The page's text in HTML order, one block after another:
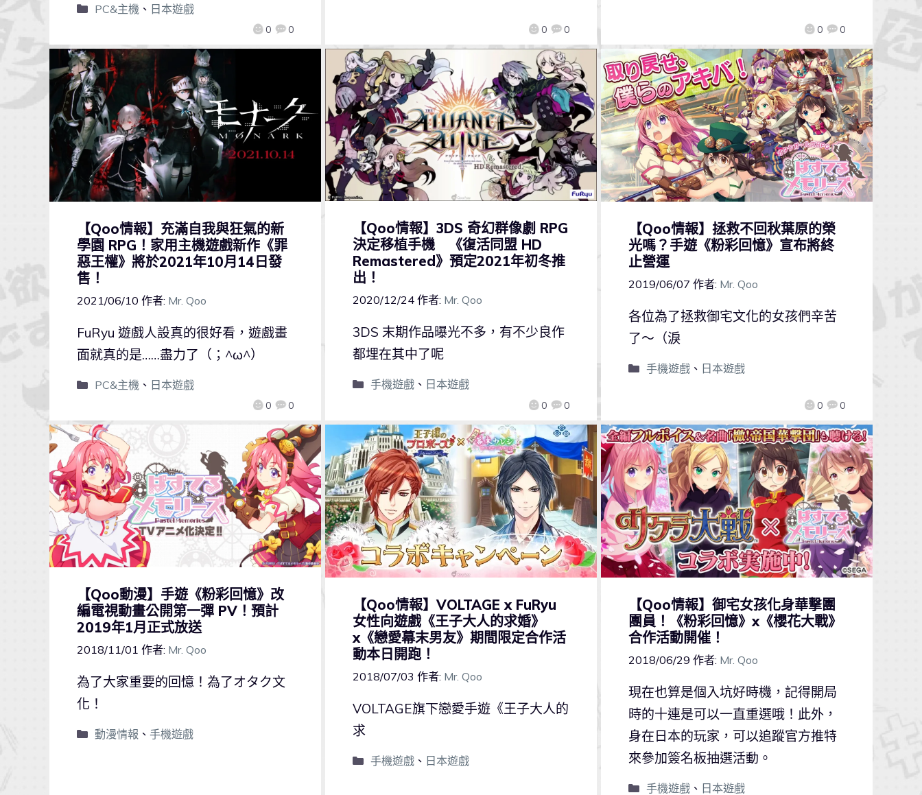
0 0
PC&主機 、 日本遊戲
0 0 0 0
【Qoo情報】充滿自我與狂氣的新
學園 RPG！家用主機遊戲新作《罪
惡王權》將於2021年10月14日發
售！
2021/06/10 作者: Mr. Qoo
0 0
FuRyu 遊戲人設真的很好看，遊戲畫
面就真的是……盡力了（；^ω^）
PC&主機、 日本遊戲
【Qoo情報】3DS 奇幻群像劇 RPG
決定移植手機 《復活同盟 HD
Remastered》預定2021年初冬推
出！
2020/12/24 作者: Mr. Qoo
0 0
3DS 末期作品曝光不多，有不少良作
都埋在其中了呢
手機遊戲、 日本遊戲
【Qoo情報】拯救不回秋葉原的榮
光嗎？手遊《粉彩回憶》宣布將終
止營運
2019/06/07 作者: Mr. Qoo
0 0
各位為了拯救御宅文化的女孩們辛苦
了～（淚
手機遊戲、 日本遊戲
【Qoo動漫】手遊《粉彩回憶》改
編電視動畫公開第一彈 PV！預計
2019年1月正式放送
2018/11/01 作者: Mr. Qoo
為了大家重要的回憶！為了オタク文
化！
動漫情報 、 手機遊戲
【Qoo情報】VOLTAGE x FuRyu
女性向遊戲《王子大人的求婚》
x《戀愛幕末男友》期間限定合作活
動本日開跑！
2018/07/03 作者: Mr. Qoo
VOLTAGE旗下戀愛手遊《王子大人的
求
手機遊戲、 日本遊戲
【Qoo情報】御宅女孩化身華撃團
團員！《粉彩回憶》x《櫻花大戰》
合作活動開催！
2018/06/29 作者: Mr. Qoo
現在也算是個入坑好時機，記得開局
時的十連是可以一直重選哦！此外，
身在日本的玩家，可以追蹤官方推特
來參加簽名板抽選活動。
手機遊戲、 日本遊戲